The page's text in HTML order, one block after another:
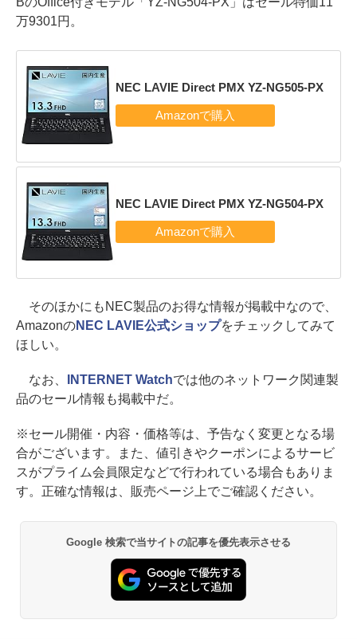
万9301円。
NEC LAVIE Direct PMX YZ-NG505-PX
NEC LAVIE Direct PMX YZ-NG504-PX
そのほかにもNEC製品のお得な情報が掲載中なので、
AmazonのNEC LAVIE公式ショップをチェックしてみて
ほしい。
なお、 INTERNET Watchでは他のネットワーク関連製
品のセール情報も掲載中だ。
※セール開催・内容・価格等は、予告なく変更となる場
合がございます。また、値引きやクーポンによるサービ
スがプライム会員限定などで行われている場合もありま
す。正確な情報は、販売ページ上でご確認ください。
Google 検索で当サイトの記事を優先表示させる